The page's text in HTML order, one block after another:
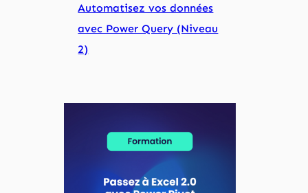
Automatisez vos données
avec Power Query (Niveau
2)